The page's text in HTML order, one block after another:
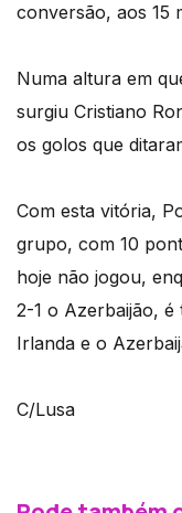
conversão, aos 15
Numa altura em
surgiu Cristiano
os golos que
Com esta vitória,
grupo, com 10
hoje não jogou,
2-1 o Azerbaijão,
Irlanda e o
C/Lusa